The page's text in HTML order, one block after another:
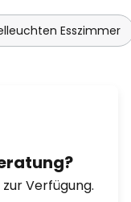
Esszimmer
Verfügung.